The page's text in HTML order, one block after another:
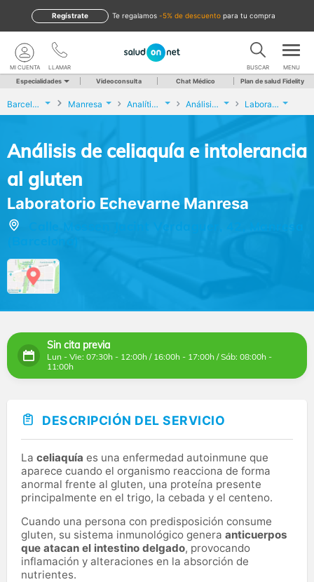
te regalamos -5% de descuento para tu compra
Regístrate
LLAMAR
MI CUENTA BUSCAR MENU
Especialidades Videoconsulta Chat Médico Plan de salud Fidelity
Barcelona Manresa Analíticas y Genética Análisis de celiaquía e intolerancia al gluten Laboratorio Echevarne Manresa
Análisis de celiaquía e intolerancia
al gluten
Laboratorio Echevarne Manresa
Calle Mossen Jacint Verdaguer, 42, Manresa
Sin cita previa
Lun - Vie: 07:30h - 12:00h / 16:00h - 17:00h / Sáb: 08:00h -
11:00h
DESCRIPCIÓN DEL SERVICIO
La celiaquía es una enfermedad autoinmune que
aparece cuando el organismo reacciona de forma
anormal frente al gluten, una proteína presente
principalmente en el trigo, la cebada y el centeno.
Cuando una persona con predisposición consume
gluten, su sistema inmunológico genera anticuerpos
que atacan el intestino delgado, provocando
inflamación y alteraciones en la absorción de
nutrientes.